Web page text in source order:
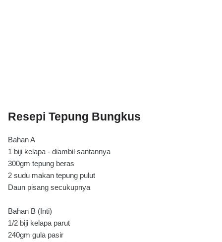
Resepi Tepung Bungkus
Bahan A
1 biji kelapa - diambil santannya
300gm tepung beras
2 sudu makan tepung pulut
Daun pisang secukupnya
Bahan B (Inti)
1/2 biji kelapa parut
240gm gula pasir